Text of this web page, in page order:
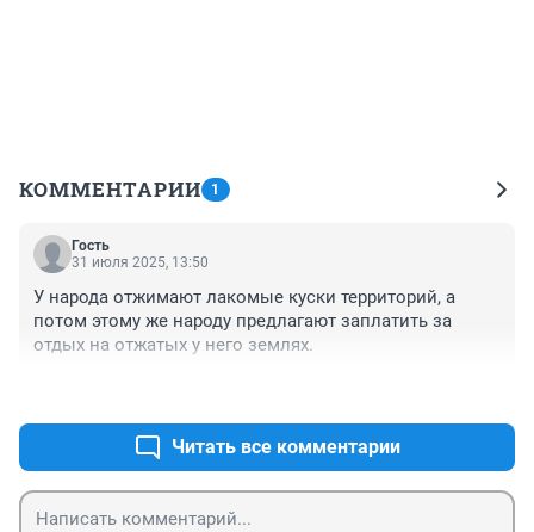
КОММЕНТАРИИ 1
Гость
31 июля 2025, 13:50
У народа отжимают лакомые куски территорий, а
потом этому же народу предлагают заплатить за
отдых на отжатых у него землях.
Читать все комментарии